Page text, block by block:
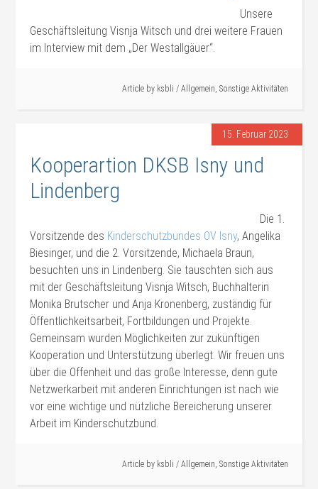
Unsere
Geschäftsleitung Visnja Witsch und drei weitere Frauen
im Interview mit dem „Der Westallgäuer“.
Article by ksbli / Allgemein, Sonstige Aktivitäten
15. Februar 2023
Kooperartion DKSB Isny und
Lindenberg
Die 1.
Vorsitzende des Kinderschutzbundes OV Isny, Angelika
Biesinger, und die 2. Vorsitzende, Michaela Braun,
besuchten uns in Lindenberg. Sie tauschten sich aus
mit der Geschäftsleitung Visnja Witsch, Buchhalterin
Monika Brutscher und Anja Kronenberg, zuständig für
Öffentlichkeitsarbeit, Fortbildungen und Projekte.
Gemeinsam wurden Möglichkeiten zur zukünftigen
Kooperation und Unterstützung überlegt. Wir freuen uns
über die Offenheit und das große Interesse, denn gute
Netzwerkarbeit mit anderen Einrichtungen ist nach wie
vor eine wichtige und nützliche Bereicherung unserer
Arbeit im Kinderschutzbund.
Article by ksbli / Allgemein, Sonstige Aktivitäten